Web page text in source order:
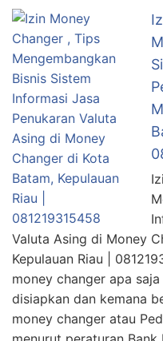
Valuta Asing di Money
Kepulauan Riau |
money changer apa
disiapkan dan kemana
money changer atau